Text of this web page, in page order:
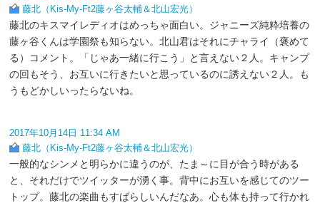
藤北（Kis-My-Ft2藤ヶ谷太輔＆北山宏光）
藤北のキスマイレディオはめっちゃ面白い。ジャニーズ純粋培養の
藤ヶ谷くんは学園祭も知らない。北山君はそれにチャライ（褒めて
る）コメント。「じゃあ一緒に行こう」と言えない２人。キャンプ
の回もそう、お互いに行きたいと思っているのに誘えない２人。も
うもどかしいったらないね。
2017年10月14日 11:34 AM
藤北（Kis-My-Ft2藤ヶ谷太輔＆北山宏光）
一般的なシンメと明らかに違うのが、たま～に目が合う時がある
と、それだけでツイッターが湧く事。背中にお互いを感じてのツー
トップ。藤北の楽曲もすばらしいんだなあ。心も体も持って行かれ